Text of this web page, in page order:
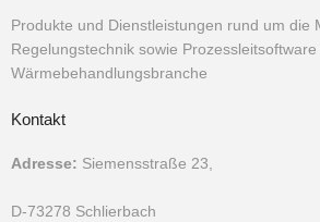
Produkte und Dienstleistungen rund um die
Regelungstechnik sowie
Wärmebehandlungsbranche
Kontakt
Adresse: Siemensstraße 23,
D-73278 Schlierbach